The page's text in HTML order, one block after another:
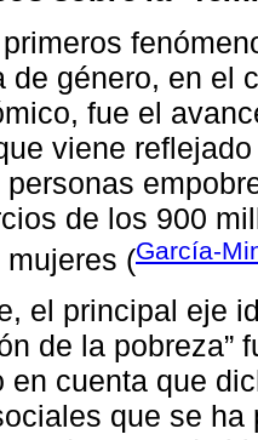
de género, en el
fue el
viene
personas
de los 900
mujeres (García-
el principal eje
de la
en cuenta que
que se